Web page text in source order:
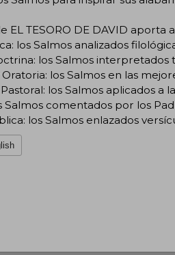
EL TESORO DE DAVID
los Salmos analizados
los Salmos
Oratoria: los Salmos en las
Pastoral: los Salmos aplicados a
Salmos comentados por los
los Salmos enlazados